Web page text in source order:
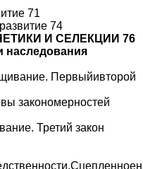
71
74
И СЕЛЕКЦИИ 76
наследования
Первыйивторой
закономерностей
Третий закон